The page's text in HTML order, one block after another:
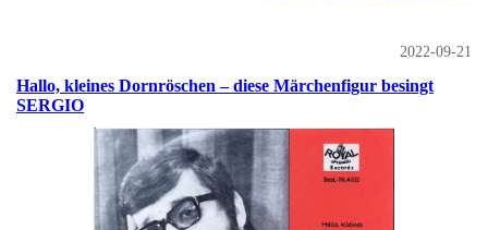
2022-09-21
Hallo, kleines Dornröschen – diese Märchenfigur besingt
SERGIO